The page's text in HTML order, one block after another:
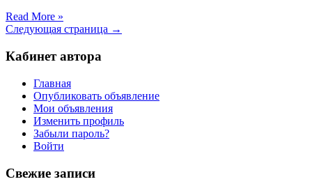
Read More »
Следующая страница →
Кабинет автора
Главная
Опубликовать объявление
Мои объявления
Изменить профиль
Забыли пароль?
Войти
Свежие записи